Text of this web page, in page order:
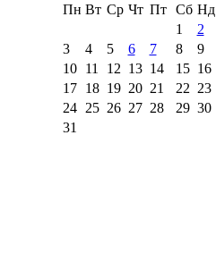
Пн Вт Ср Чт Пт Сб Нд
1
2
3
4 5 6 7 8
9
10
11 12 13 14 15 16
17
18 19 20 21 22 23
24
25 26 27 28 29 30
31